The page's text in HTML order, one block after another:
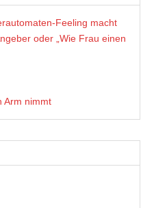
Feeling macht
oder „Wie Frau einen
Arm nimmt